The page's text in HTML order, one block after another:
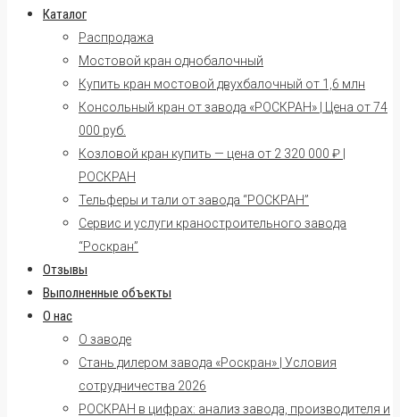
Каталог
Распродажа
Мостовой кран однобалочный
Купить кран мостовой двухбалочный от 1,6 млн
Консольный кран от завода «РОСКРАН» | Цена от 74
000 руб.
Козловой кран купить — цена от 2 320 000 ₽ |
РОСКРАН
Тельферы и тали от завода “РОСКРАН”
Сервис и услуги краностроительного завода
“Роскран”
Отзывы
Выполненные объекты
О нас
О заводе
Стань дилером завода «Роскран» | Условия
сотрудничества 2026
РОСКРАН в цифрах: анализ завода, производителя и